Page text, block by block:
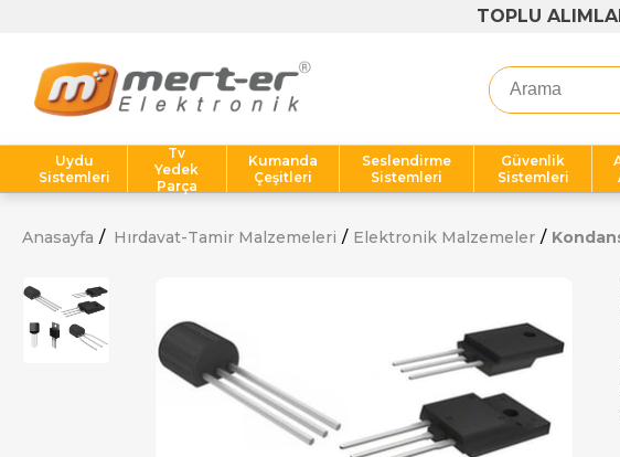
1000 TL
Uydu
Sistemleri
Tv
Yedek
Parça
Kumanda
Çeşitleri
Seslendirme
Sistemleri
Güvenlik
Sistemleri
Anasayfa Hırdavat-Tamir Malzemeleri Elektronik Malzemeler